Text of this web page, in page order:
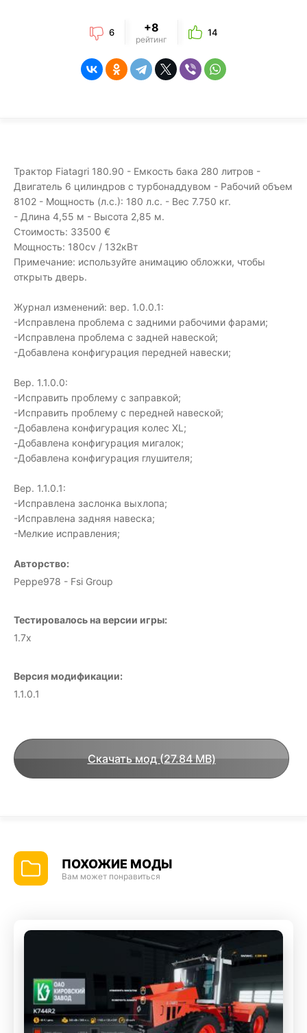
6 +8
рейтинг
14
Трактор Fiatagri 180.90 - Емкость бака 280 литров -
Двигатель 6 цилиндров с турбонаддувом - Рабочий объем
8102 - Мощность (л.с.): 180 л.с. - Вес 7.750 кг.
- Длина 4,55 м - Высота 2,85 м.
Стоимость: 33500 €
Мощность: 180cv / 132кВт
Примечание: используйте анимацию обложки, чтобы
открыть дверь.
Журнал изменений: вер. 1.0.0.1:
-Исправлена проблема с задними рабочими фарами;
-Исправлена проблема с задней навеской;
-Добавлена конфигурация передней навески;
Вер. 1.1.0.0:
-Исправить проблему с заправкой;
-Исправить проблему с передней навеской;
-Добавлена конфигурация колес XL;
-Добавлена конфигурация мигалок;
-Добавлена конфигурация глушителя;
Вер. 1.1.0.1:
-Исправлена заслонка выхлопа;
-Исправлена задняя навеска;
-Мелкие исправления;
Авторство:
Peppe978 - Fsi Group
Тестировалось на версии игры:
1.7x
Версия модификации:
1.1.0.1
Скачать мод (27.84 MB)
ПОХОЖИЕ МОДЫ
Вам может понравиться